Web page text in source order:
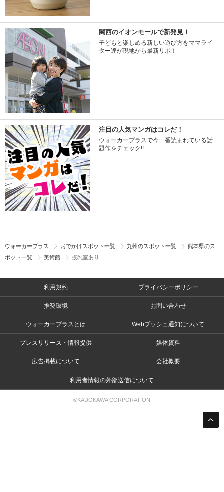
関西のイオンモールで新発見！
子どもと楽しめる新しい遊び方をママライ
ター達が現地から最新リポ！
注目の人気マンガはコレだ！
ウォーカープラスで今一番読まれている話
題作をチェック!!
ウォーカープラス おでかけスポット一覧 九州のスポット一覧
熊本県のス
ポット一覧
美術館 授乳室あり
利用規約 プライバシーポリシー
推奨環境 お問い合わせ
ウォーカープラスとは Webプッシュ通知について
プレスリリース・情報提供 媒体資料
広告掲載について 会社概要
利用者情報の外部送信について
©KADOKAWA CORPORATION